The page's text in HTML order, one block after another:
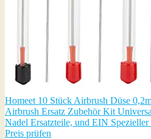
Homeet 10 Stück Airbrush Düse
Airbrush Ersatz Zubehör Kit
Nadel Ersatzteile, und EIN Spezieller
Preis prüfen